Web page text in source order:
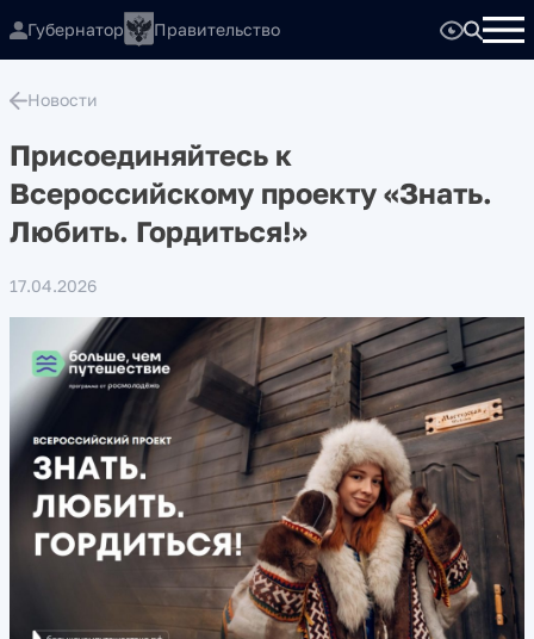
Губернатор Правительство
Новости
Присоединяйтесь к
Всероссийскому проекту «Знать.
Любить. Гордиться!»
17.04.2026